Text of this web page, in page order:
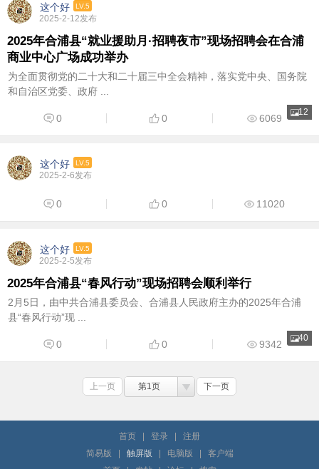
这个好 LV.5
2025-2-12发布
2025年合浦县“就业援助月·招聘夜市”现场招聘会在合浦
商业中心广场成功举办
为全面贯彻党的二十大和二十届三中全会精神，落实党中央、国务院
和自治区党委、政府 ...
12
0 0 6069
这个好 LV.5
2025-2-6发布
0 0 11020
这个好 LV.5
2025-2-5发布
2025年合浦县“春风行动”现场招聘会顺利举行
2月5日，由中共合浦县委员会、合浦县人民政府主办的2025年合浦
县“春风行动”现 ...
40
0 0 9342
上一页 第1页 下一页
首页 登录
注册
简易版
触屏版 电脑版
客户端